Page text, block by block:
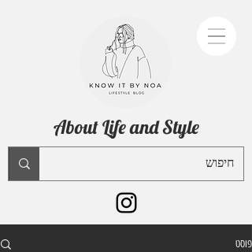
About Life and Style
פוסט